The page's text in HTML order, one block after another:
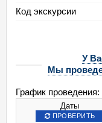
Код экскурсии
У
Мы
График проведения:
Даты
ПРОВЕРИТЬ